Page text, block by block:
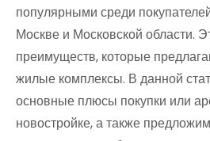
популярными среди
Москве и Московской области.
преимуществ, которые
жилые комплексы. В данной
основные плюсы покупки или
новостройке, а также